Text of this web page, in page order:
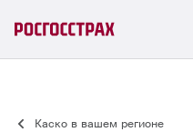
Каско в вашем регионе